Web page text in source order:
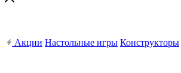
Акции Настольные игры Конструкторы